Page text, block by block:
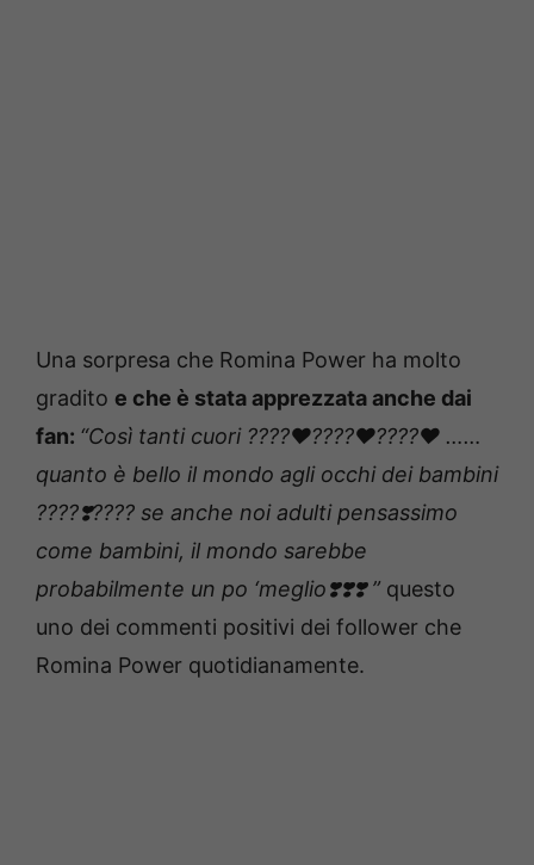
Una sorpresa che Romina Power ha molto
gradito e che è stata apprezzata anche dai
fan: “Così tanti cuori ????❤️????❤️????❤️ ……
quanto è bello il mondo agli occhi dei bambini
????❣️???? se anche noi adulti pensassimo
come bambini, il mondo sarebbe
probabilmente un po ‘meglio❣️❣️❣️ ” questo
uno dei commenti positivi dei follower che
Romina Power quotidianamente.